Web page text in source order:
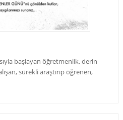
başlayan öğretmenlik, derin
sürekli araştırıp öğrenen,